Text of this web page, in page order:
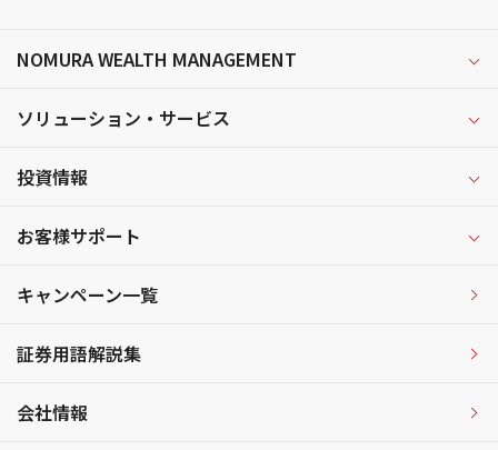
NOMURA WEALTH MANAGEMENT
ソリューション・サービス
投資情報
お客様サポート
キャンペーン一覧
証券用語解説集
会社情報